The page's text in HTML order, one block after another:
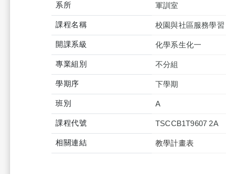
系所 軍訓室
課程名稱 校園與社區服務學習
開課系級 化學系生化一
專業組別 不分組
學期序 下學期
班別 A
課程代號 TSCCB1T9607 2A
相關連結 教學計畫表